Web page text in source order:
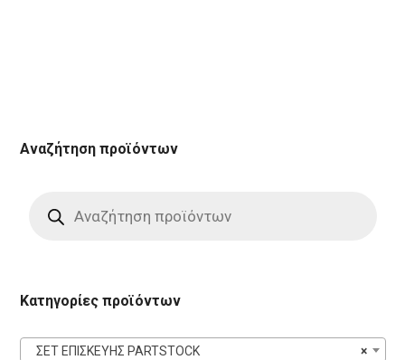
Αναζήτηση προϊόντων
search
Κατηγορίες προϊόντων
×
ΣΕΤ ΕΠΙΣΚΕΥΗΣ PARTSTOCK